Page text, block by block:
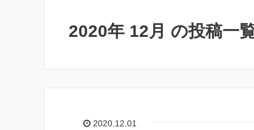
2020年 12月 の投稿一
2020.12.01